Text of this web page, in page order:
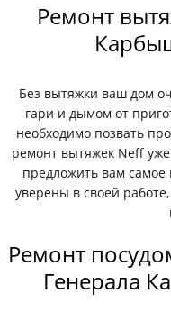
Ремонт
Без вытяжки ваш дом
гари и дымом от
необходимо позвать
ремонт вытяжек Neff
предложить вам
уверены в своей
Ремонт
Генерала